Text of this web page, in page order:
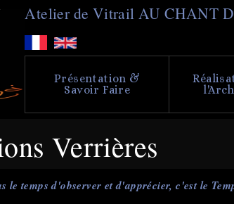
Atelier de Vitrail AU CHANT
Présentation &
Savoir Faire
Verrières
le temps d'observer et d'apprécier, c'est le